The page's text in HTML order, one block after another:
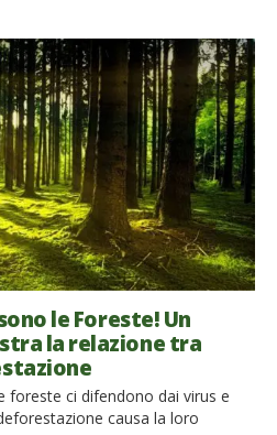
le Foreste! Un
la relazione tra
foreste ci difendono dai virus e
causa la loro